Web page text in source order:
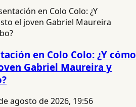
en Colo Colo: ¿Y cómo
Gabriel Maureira y
agosto de 2026, 19:56